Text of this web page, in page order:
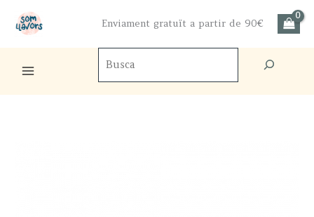
Enviament gratuït a partir de 90€